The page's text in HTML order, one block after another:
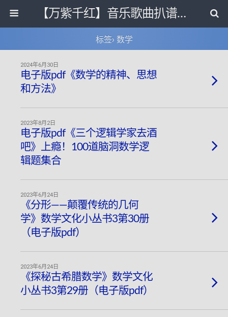
【万紫千红】音乐歌曲扒谱打带和电子书影视剧资源网
标签› 数学
2024年6月30日
电子版pdf《数学的精神、思想
和方法》
2023年8月2日
电子版pdf《三个逻辑学家去酒
吧》上瘾！100道脑洞数学逻
辑题集合
2023年6月24日
《分形——颠覆传统的几何
学》数学文化小丛书3第30册
（电子版pdf）
2023年6月24日
《探秘古希腊数学》数学文化
小丛书3第29册（电子版pdf）